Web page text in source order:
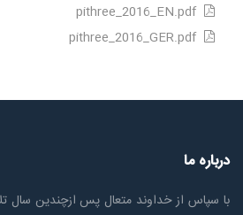
pithree_2016_EN.pdf
pithree_2016_GER.pdf
درباره ما
با سپاس از خداوند متعال پس ازچندين سال